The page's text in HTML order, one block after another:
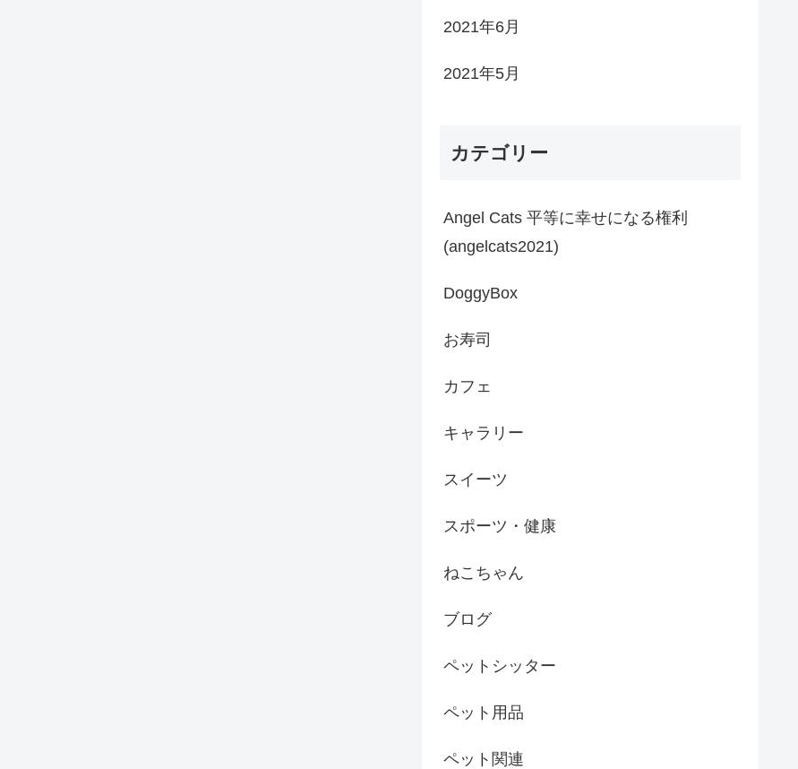
2021年6月
2021年5月
カテゴリー
Angel Cats 平等に幸せになる権利
(angelcats2021)
DoggyBox
お寿司
カフェ
キャラリー
スイーツ
スポーツ・健康
ねこちゃん
ブログ
ペットシッター
ペット用品
ペット関連